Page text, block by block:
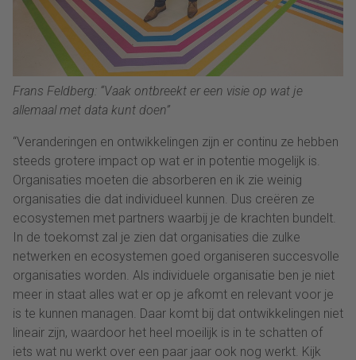
Frans Feldberg: “Vaak ontbreekt er een visie op wat je
allemaal met data kunt doen”
“Veranderingen en ontwikkelingen zijn er continu ze hebben
steeds grotere impact op wat er in potentie mogelijk is.
Organisaties moeten die absorberen en ik zie weinig
organisaties die dat individueel kunnen. Dus creëren ze
ecosystemen met partners waarbij je de krachten bundelt.
In de toekomst zal je zien dat organisaties die zulke
netwerken en ecosystemen goed organiseren succesvolle
organisaties worden. Als individuele organisatie ben je niet
meer in staat alles wat er op je afkomt en relevant voor je
is te kunnen managen. Daar komt bij dat ontwikkelingen niet
lineair zijn, waardoor het heel moeilijk is in te schatten of
iets wat nu werkt over een paar jaar ook nog werkt. Kijk